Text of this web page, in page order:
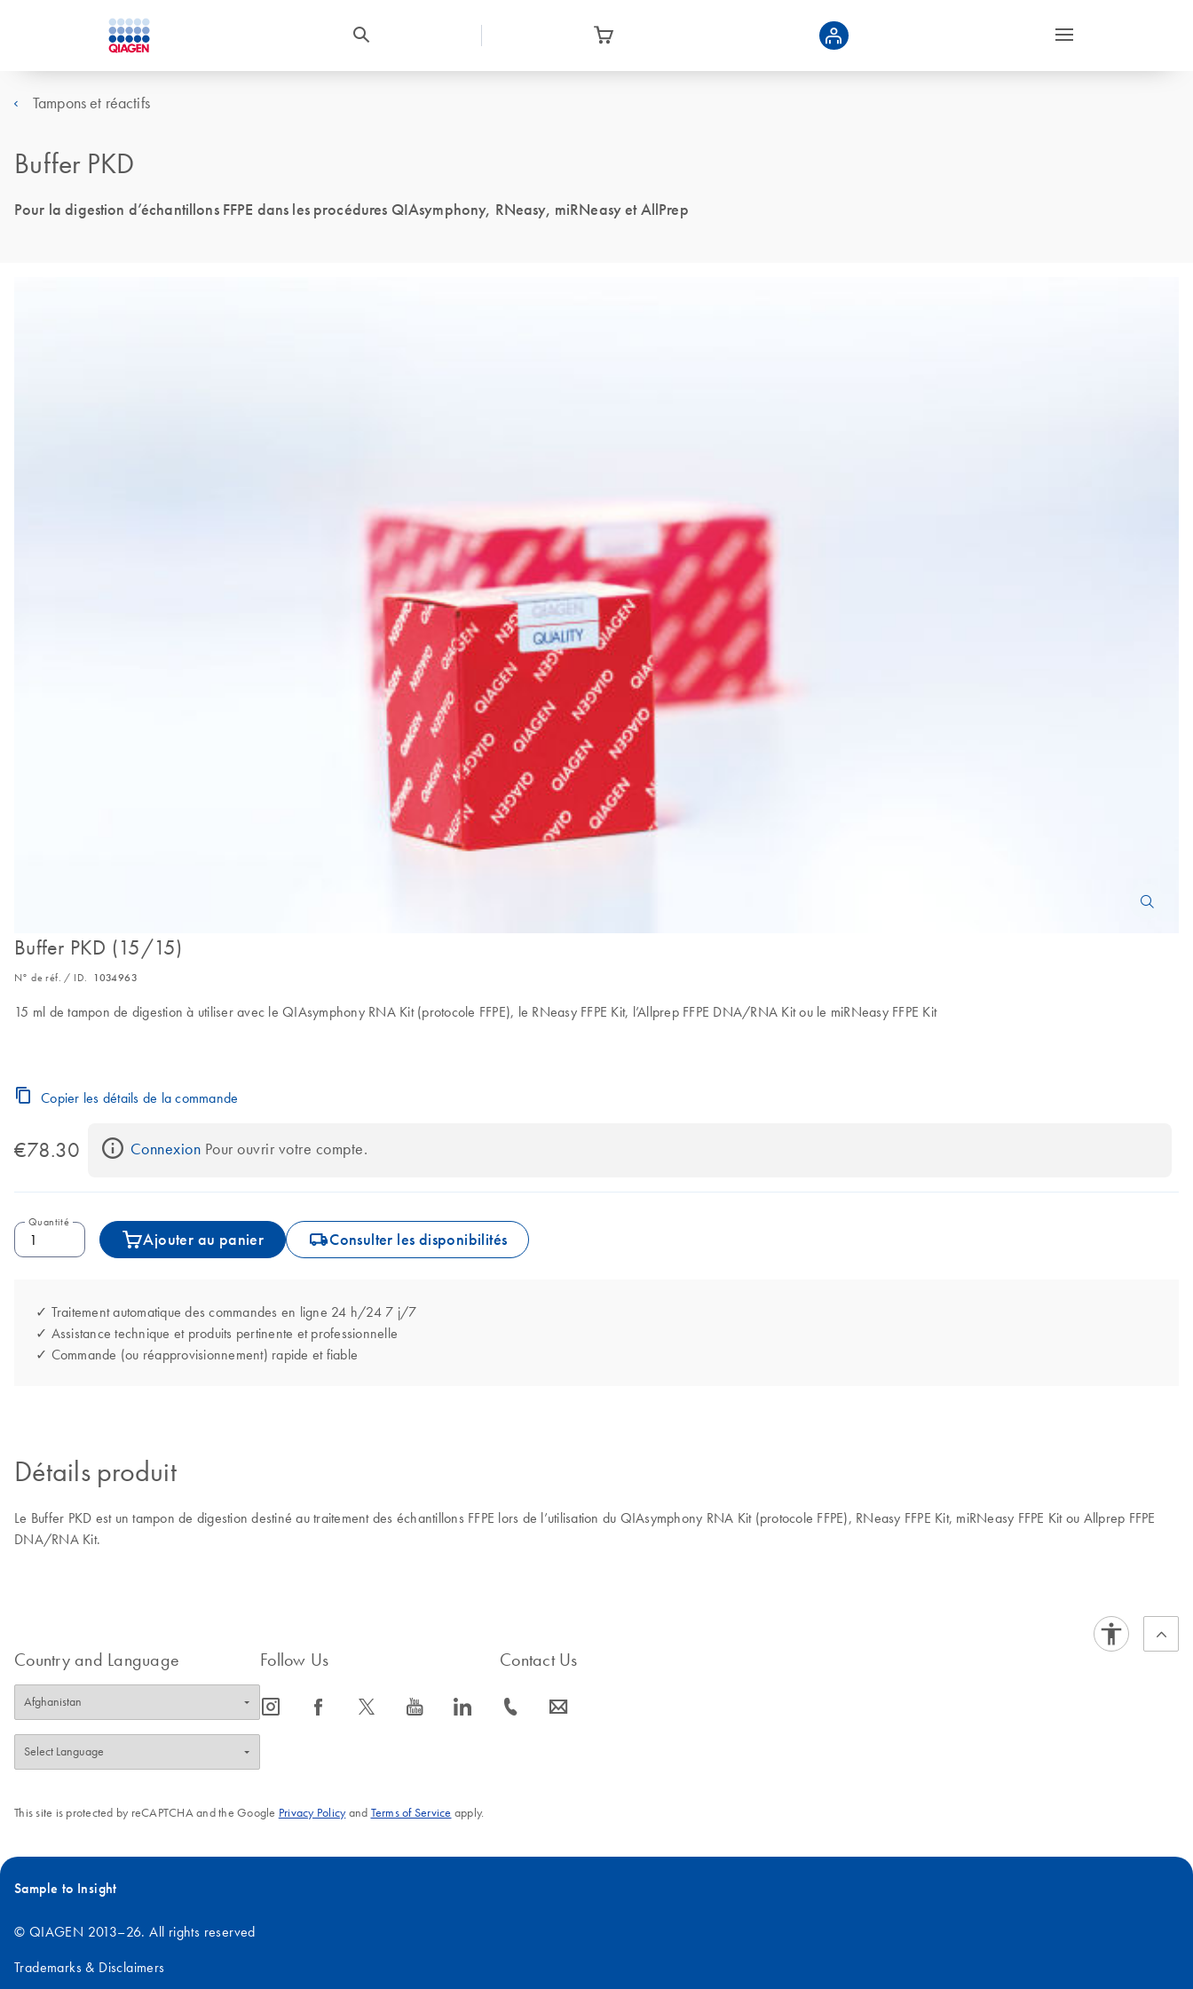
Tampons et réactifs
Buffer PKD
Pour la digestion d’échantillons FFPE dans les procédures QIAsymphony, RNeasy, miRNeasy et AllPrep
Buffer PKD (15/15)
N° de réf. / ID. 1034963
15 ml de tampon de digestion à utiliser avec le QIAsymphony RNA Kit (protocole FFPE), le RNeasy FFPE Kit, l’Allprep FFPE DNA/RNA Kit ou le miRNeasy FFPE Kit
Copier les détails de la commande
€78.30 Connexion Pour ouvrir votre compte.
Quantité
Ajouter au panier icon_0062_deliver-s Consulter les disponibilités
✓ Traitement automatique des commandes en ligne 24 h/24 7 j/7
✓ Assistance technique et produits pertinente et professionnelle
✓ Commande (ou réapprovisionnement) rapide et fiable
Détails produit
Le Buffer PKD est un tampon de digestion destiné au traitement des échantillons FFPE lors de l’utilisation du QIAsymphony RNA Kit (protocole FFPE), RNeasy FFPE Kit, miRNeasy FFPE Kit ou Allprep FFPE
DNA/RNA Kit.
Country and Language Follow Us
icon_0065_instagram-s icon_0064_facebook-s icon_0340_cc_gen_x-s icon_0077_youtube-s icon_0066_linkedin-s
Contact Us
icon_0072_phone-s icon_0063_envelope-s
This site is protected by reCAPTCHA and the Google Privacy Policyand Terms of Service apply.
Sample to Insight
© QIAGEN 2013–26. All rights reserved
Trademarks & Disclaimers